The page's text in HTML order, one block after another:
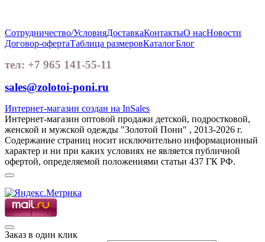
Сотрудничество/УсловияДоставкаКонтактыО насНовости
Договор-офертаТаблица размеровКаталогБлог
тел: +7 965 141-55-11
sales@zolotoi-poni.ru
Интернет-магазин создан на InSales
Интернет-магазин оптовой продажи детской, подростковой,
женской и мужской одежды "Золотой Пони" , 2013-2026 г.
Содержание страниц носит исключительно информационный
характер и ни при каких условиях не является публичной
офертой, определяемой положениями статьи 437 ГК РФ.
Заказ в один клик